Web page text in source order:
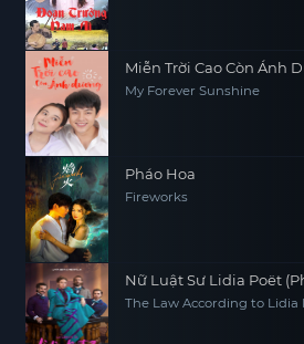
Miễn Trời Cao Còn Ánh
My Forever Sunshine
Pháo Hoa
Fireworks
Nữ Luật Sư Lidia Poët
The Law According to Lidia